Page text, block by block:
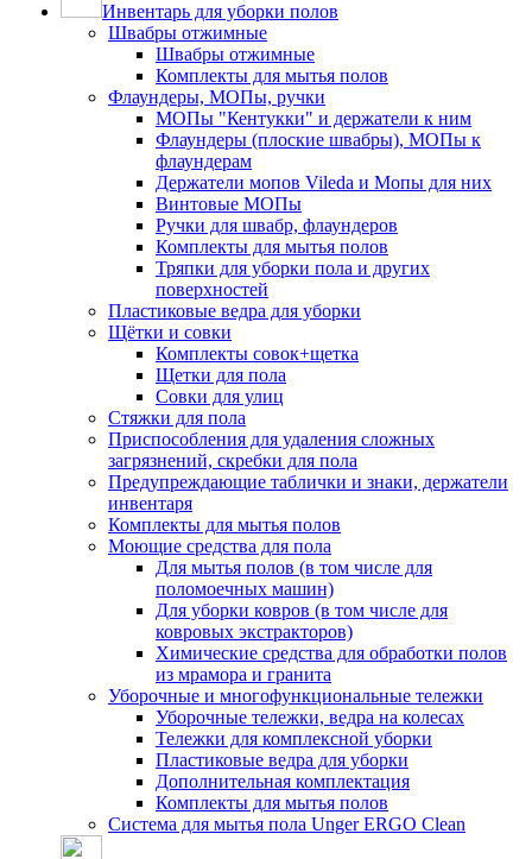
Инвентарь для уборки полов
Швабры отжимные
Швабры отжимные
Комплекты для мытья полов
Флаундеры, МОПы, ручки
МОПы "Кентукки" и держатели к ним
Флаундеры (плоские швабры), МОПы к
флаундерам
Держатели мопов Vileda и Мопы для них
Винтовые МОПы
Ручки для швабр, флаундеров
Комплекты для мытья полов
Тряпки для уборки пола и других
поверхностей
Пластиковые ведра для уборки
Щётки и совки
Комплекты совок+щетка
Щетки для пола
Совки для улиц
Стяжки для пола
Приспособления для удаления сложных
загрязнений, скребки для пола
Предупреждающие таблички и знаки, держатели
инвентаря
Комплекты для мытья полов
Моющие средства для пола
Для мытья полов (в том числе для
поломоечных машин)
Для уборки ковров (в том числе для
ковровых экстракторов)
Химические средства для обработки полов
из мрамора и гранита
Уборочные и многофункциональные тележки
Уборочные тележки, ведра на колесах
Тележки для комплексной уборки
Пластиковые ведра для уборки
Дополнительная комплектация
Комплекты для мытья полов
Система для мытья пола Unger ERGO Clean